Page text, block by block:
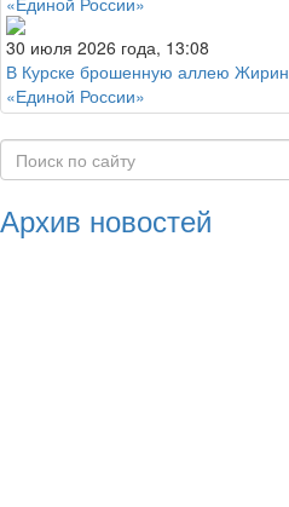
30 июля 2026 года, 13:08
В Курске брошенную аллею
«Единой России»
Архив новостей